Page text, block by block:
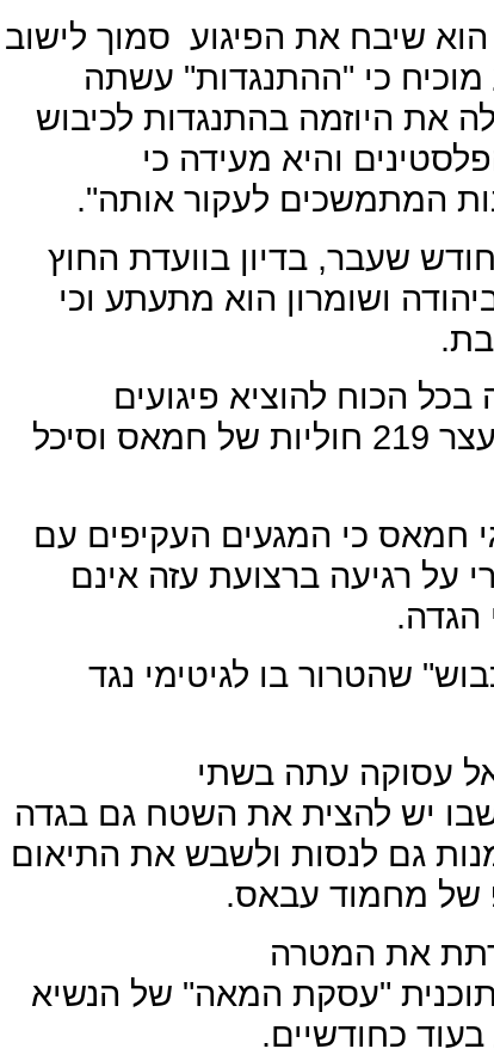
שיבח את הפיגוע סמוך לישוב
מוכיח כי "ההתנגדות" עשתה
את היוזמה בהתנגדות לכיבוש
והיא מעידה כי
המתמשכים לעקור אותה".
שעבר, בדיון בוועדת החוץ
ושומרון הוא מתעתע וכי
הכוח להוציא פיגועים
מיהודה ושומרון,לדבריו, השב"כ עצר 219 חוליות של חמאס וסיכל
חמאס כי המגעים העקיפים עם
על רגיעה ברצועת עזה אינם
הגדה.
שהטרור בו לגיטימי נגד
עסוקה עתה בשתי
שבו יש להצית את השטח גם בגדה
גם לנסות ולשבש את התיאום
של מחמוד עבאס.
את המטרה
"עסקת המאה" של הנשיא
כחודשיים.